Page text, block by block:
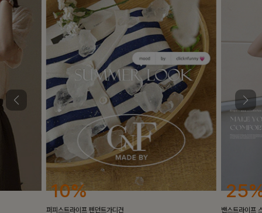
25%
밴스트라이프 스트링원피스
10%
[5천장돌파/